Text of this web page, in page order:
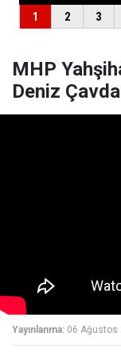
MHP
Deniz
Yayınlanma: 06 Ağustos